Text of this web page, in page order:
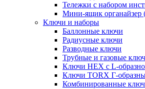
Тележки с набором
Мини-ящик органайзер
Ключи и наборы
Баллонные ключи
Радиусные ключи
Разводные ключи
Трубные и газовые
Ключи HEX с L-
Ключи TORX Г-
Комбинированные